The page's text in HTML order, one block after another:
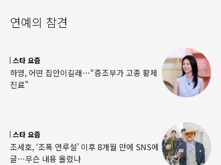
연예의 참견
스타 요즘
하영, 어떤 집안이길래…“증조부가 고종 황제
진료”
스타 요즘
조세호, ‘조폭 연루설’ 이후 8개월 만에 SNS에
글…무슨 내용 올렸나